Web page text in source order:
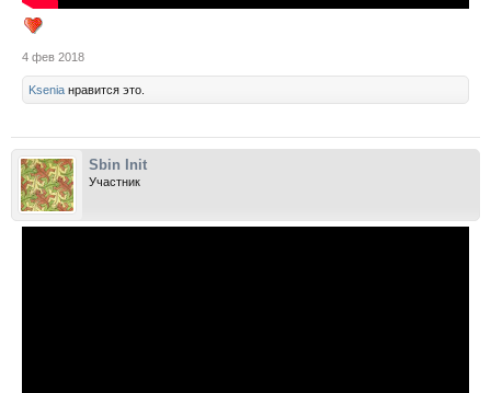
4 фев 2018
Ksenia нравится это.
Sbin Init
Участник